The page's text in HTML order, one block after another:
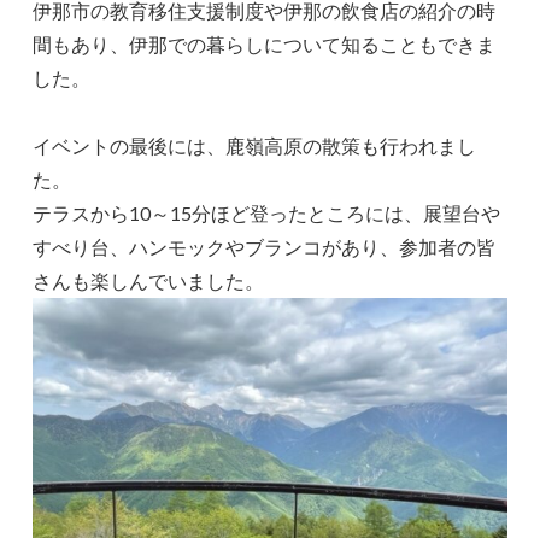
伊那市の教育移住支援制度や伊那の飲食店の紹介の時
間もあり、伊那での暮らしについて知ることもできま
した。
イベントの最後には、鹿嶺高原の散策も行われまし
た。
テラスから10～15分ほど登ったところには、展望台や
すべり台、ハンモックやブランコがあり、参加者の皆
さんも楽しんでいました。